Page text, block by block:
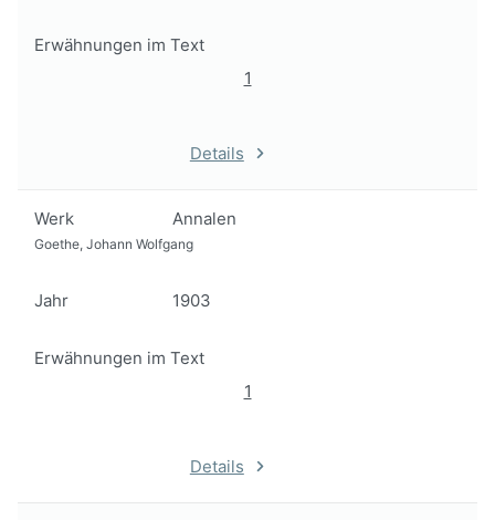
Erwähnungen im Text
1
Details
Werk Annalen
Goethe, Johann Wolfgang
Jahr 1903
Erwähnungen im Text
1
Details